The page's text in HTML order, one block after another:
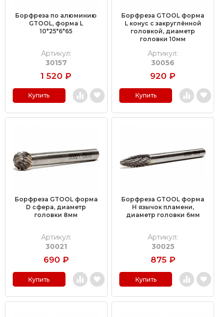
Борфреза по алюминию
GTOOL, форма L
10*25*6*65
Артикул:
30157
1 520 ₽
Купить
Борфреза GTOOL форма
L конус с закруглённой
головкой, диаметр
головки 10мм
Артикул:
30056
920 ₽
Купить
Борфреза GTOOL форма
D сфера, диаметр
головки 8мм
Артикул:
30021
690 ₽
Купить
Борфреза GTOOL форма
H язычок пламени,
диаметр головки 6мм
Артикул:
30025
875 ₽
Купить